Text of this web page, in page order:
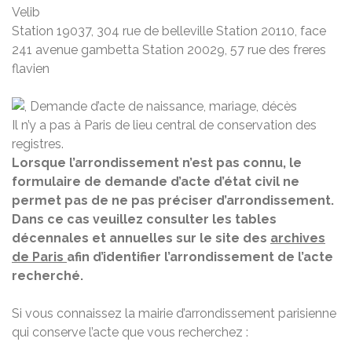
Velib
Station 19037, 304 rue de belleville Station 20110, face
241 avenue gambetta Station 20029, 57 rue des freres
flavien
Il n’y a pas à Paris de lieu central de conservation des
registres.
Lorsque l’arrondissement n’est pas connu, le
formulaire de demande d’acte d’état civil ne
permet pas de ne pas préciser d’arrondissement.
Dans ce cas veuillez consulter les tables
décennales et annuelles sur le site des archives
de Paris afin d’identifier l’arrondissement de l’acte
recherché.
Si vous connaissez la mairie d’arrondissement parisienne
qui conserve l’acte que vous recherchez :